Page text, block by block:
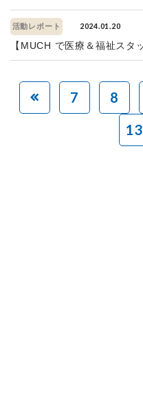
活動レポート 2024.01.20
【MUCH で医療＆福祉スタ
7 8
13